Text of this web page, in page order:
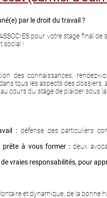
par le droit du travail ?
pour votre stage final
social !
des connaissances, rendez-
tous les aspects des
cours du stage de plaider sous
: défense des particuliers
prête à vous former :deux
vraies responsabilités, pour
et dynamique, de la bonne